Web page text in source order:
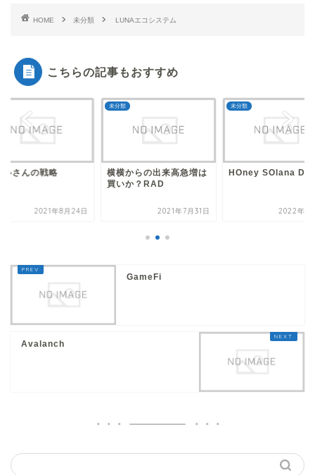
HOME 未分類 LUNAエコシステム
こちらの記事もおすすめ
いさんの戦略
2021年8月24日
未分類
横横からの出来高急増は
買いか？RAD
2021年7月31日
未分類
HOney SOlana
2022年11
GameFi
Avalanch